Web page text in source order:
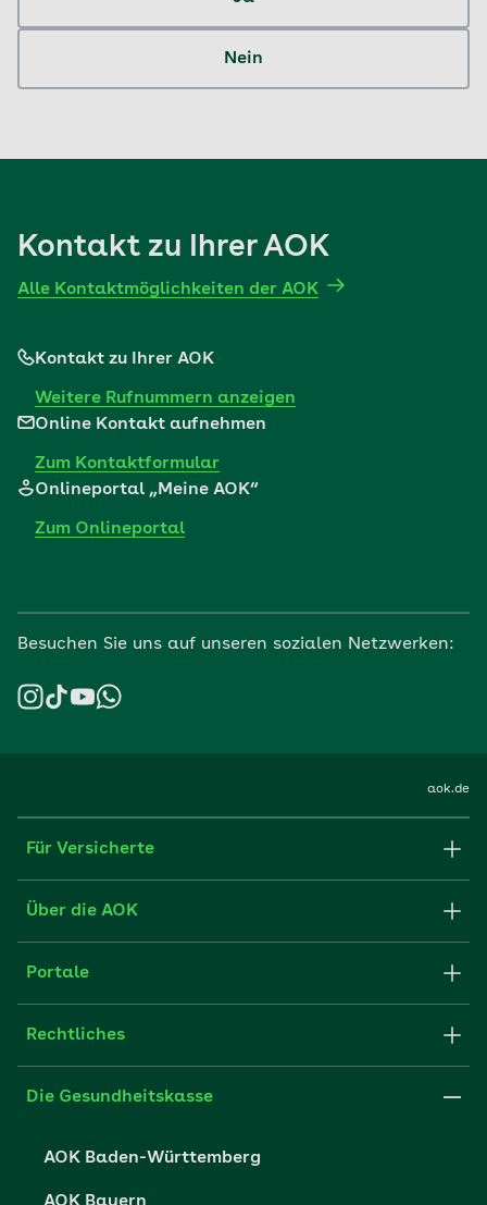
Nein
Kontakt zu Ihrer AOK
Alle Kontaktmöglichkeiten der AOK
Kontakt zu Ihrer AOK
Weitere Rufnummern anzeigen
Online Kontakt aufnehmen
Zum Kontaktformular
Onlineportal „Meine AOK“
Zum Onlineportal
Besuchen Sie uns auf unseren sozialen Netzwerken:
aok.de
Für Versicherte
Formulare und Anträge
FAQ
Über die AOK
Struktur & Verwaltung
Partner der AOK
Portale
Fachportal für Arbeitgeber
Presse- und Politikportal
Rechtliches
Impressum
Die Gesundheitskasse
AOK Baden-Württemberg